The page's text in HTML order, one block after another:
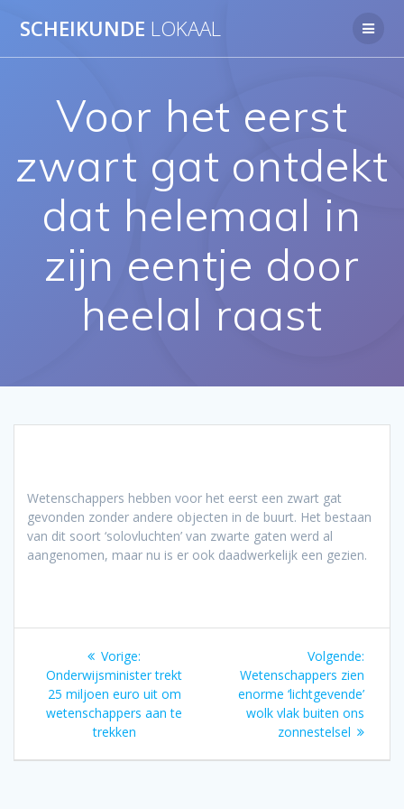
naar
SCHEIKUNDE LOKAAL
Voor het eerst
zwart gat ontdekt
dat helemaal in
zijn eentje door
heelal raast
Wetenschappers hebben voor het eerst een zwart gat
gevonden zonder andere objecten in de buurt. Het bestaan
van dit soort ‘solovluchten’ van zwarte gaten werd al
aangenomen, maar nu is er ook daadwerkelijk een gezien.
Bericht
navigatie
Vorige:
bericht:
Onderwijsminister trekt
25 miljoen euro uit om
wetenschappers aan te
trekken
Volgende:
Wetenschappers zien
enorme ‘lichtgevende’
wolk vlak buiten ons
zonnestelsel